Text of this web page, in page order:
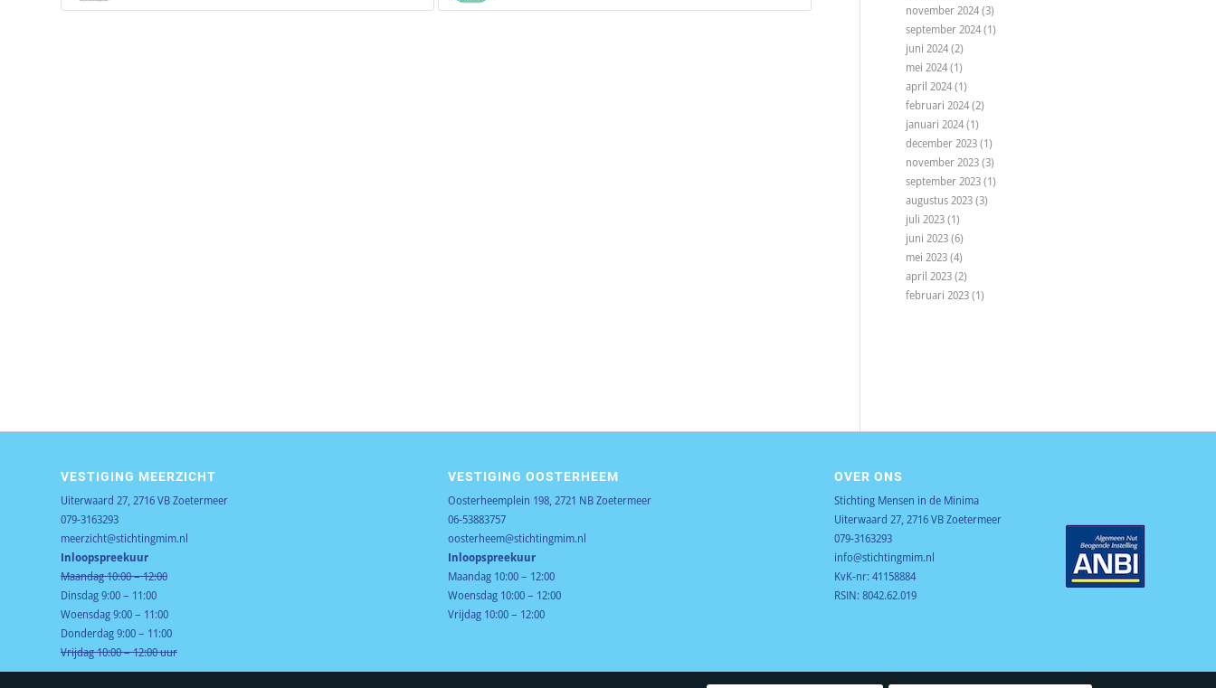
november 2024(3)
september 2024(1)
juni 2024(2)
mei 2024(1)
april 2024(1)
februari 2024(2)
januari 2024(1)
december 2023(1)
november 2023(3)
september 2023(1)
augustus 2023(3)
juli 2023(1)
juni 2023(6)
mei 2023(4)
april 2023(2)
februari 2023(1)
VESTIGING MEERZICHT
Uiterwaard 27, 2716 VB Zoetermeer
079-3163293
meerzicht@stichtingmim.nl
Inloopspreekuur
Maandag 10:00 – 12:00
Dinsdag 9:00 – 11:00
Woensdag 9:00 – 11:00
Donderdag 9:00 – 11:00
Vrijdag 10:00 – 12:00 uur
VESTIGING OOSTERHEEM
Oosterheemplein 198, 2721 NB Zoetermeer
06-53883757
oosterheem@stichtingmim.nl
Inloopspreekuur
Maandag 10:00 – 12:00
Woensdag 10:00 – 12:00
Vrijdag 10:00 – 12:00
OVER ONS
Stichting Mensen in de Minima
Uiterwaard 27, 2716 VB Zoetermeer
079-3163293
info@stichtingmim.nl
KvK-nr: 41158884
RSIN: 8042.62.019